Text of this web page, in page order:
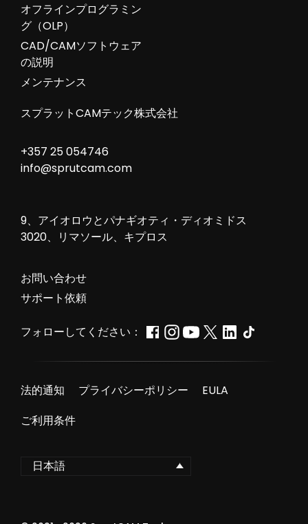
オフラインプログラミン
グ（OLP）
CAD/CAMソフトウェア
の説明
メンテナンス
スプラットCAMテック株式会社
+357 25 054746
info@sprutcam.com
9、アイオロウとパナギオティ・ディオミドス
3020、リマソール、キプロス
お問い合わせ
サポート依頼
フォローしてください：
法的通知 プライバシーポリシー
EULA
ご利用条件
日本語